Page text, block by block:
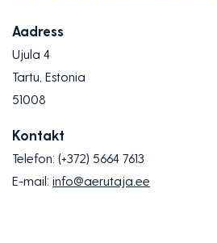
Aadress
Ujula 4
Tartu, Estonia
51008
Kontakt
Telefon: (+372) 5664 7613
E-mail: info@aerutaja.ee